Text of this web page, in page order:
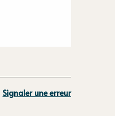
Signaler une erreur